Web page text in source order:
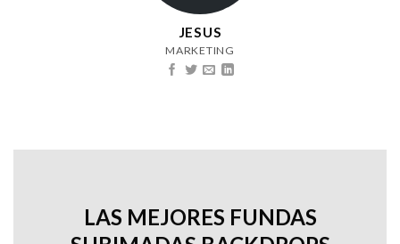
JESUS
MARKETING
LAS MEJORES FUNDAS